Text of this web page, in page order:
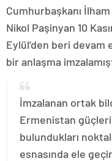
Cumhurbaşkanı
Nikol Paşinyan 10
Eylül’den beri devam
bir anlaşma
İmzalanan ortak
Ermenistan güçleri
bulundukları
esnasında ele